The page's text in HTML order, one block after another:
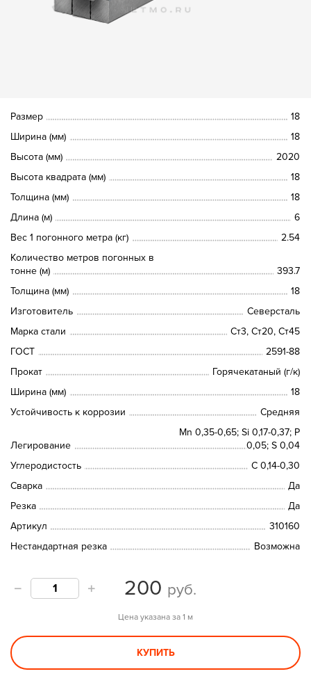
Размер
18
Ширина (мм)
18
Высота (мм)
2020
Высота квадрата (мм)
18
Толщина (мм)
18
Длина (м)
6
Вес 1 погонного метра (кг)
2.54
Количество метров погонных в
тонне (м)
393.7
Толщина (мм)
18
Изготовитель
Северсталь
Марка стали
Ст3, Ст20, Ст45
ГОСТ
2591-88
Прокат
Горячекатаный (г/к)
Ширина (мм)
18
Устойчивость к коррозии
Средняя
Легирование
Mn 0,35-0,65; Si 0,17-0,37; P
0,05; S 0,04
Углеродистость
C 0,14-0,30
Сварка
Да
Резка
Да
Артикул
310160
Нестандартная резка
Возможна
200 руб.
Цена указана за 1 м
КУПИТЬ